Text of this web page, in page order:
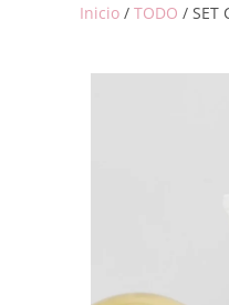
Inicio / TODO / SET